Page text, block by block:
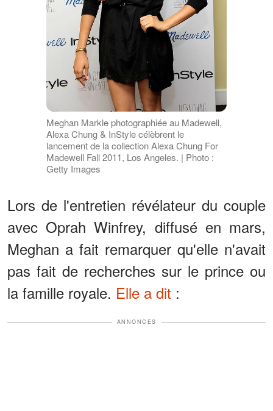
Meghan Markle photographiée au Madewell,
Alexa Chung & InStyle célèbrent le
lancement de la collection Alexa Chung For
Madewell Fall 2011, Los Angeles. | Photo :
Getty Images
Lors de l'entretien révélateur du couple
avec Oprah Winfrey, diffusé en mars,
Meghan a fait remarquer qu'elle n'avait
pas fait de recherches sur le prince ou
la famille royale. Elle a dit :
ANNONCES